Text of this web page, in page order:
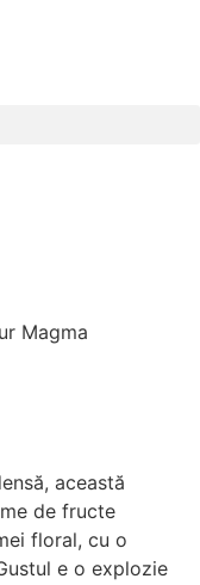
această
de fructe
floral, cu o
e o explozie